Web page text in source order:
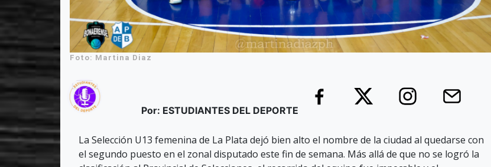
Foto: Martina Diaz
Por: ESTUDIANTES DEL DEPORTE
La Selección U13 femenina de La Plata dejó bien alto el nombre de la ciudad al quedarse con
el segundo puesto en el zonal disputado este fin de semana. Más allá de que no se logró la